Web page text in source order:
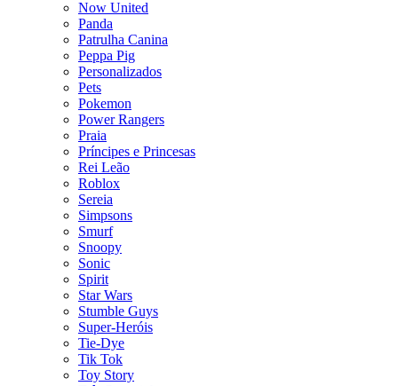
Now United
Panda
Patrulha Canina
Peppa Pig
Personalizados
Pets
Pokemon
Power Rangers
Praia
Príncipes e Princesas
Rei Leão
Roblox
Sereia
Simpsons
Smurf
Snoopy
Sonic
Spirit
Star Wars
Stumble Guys
Super-Heróis
Tie-Dye
Tik Tok
Toy Story